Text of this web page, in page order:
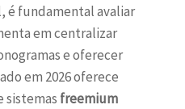
é fundamental avaliar
em centralizar
e oferecer
em 2026 oferece
sistemas freemium